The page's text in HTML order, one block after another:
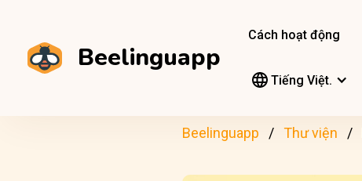
Beelinguapp
Cách hoạt động
Tiếng Việt.
Beelinguapp Thư viện